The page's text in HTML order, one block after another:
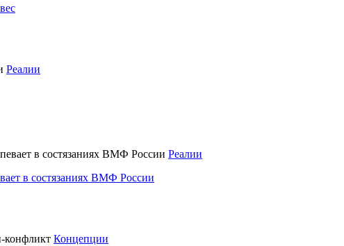
Реалии
Реалии
в состязаниях ВМФ России
Концепции